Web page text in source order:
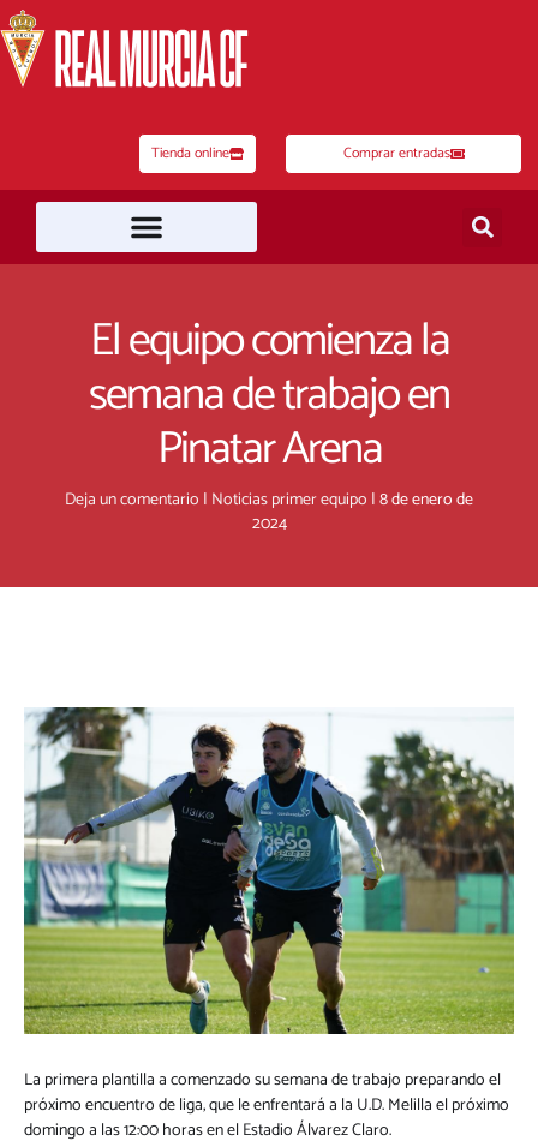
al
contenido
Tienda online Comprar entradas
El equipo comienza la
semana de trabajo en
Pinatar Arena
Deja un comentario | Noticias primer equipo |8 de enero de
2024
La primera plantilla a comenzado su semana de trabajo preparando el
próximo encuentro de liga, que le enfrentará a la U.D. Melilla el próximo
domingo a las 12:00 horas en el Estadio Álvarez Claro.